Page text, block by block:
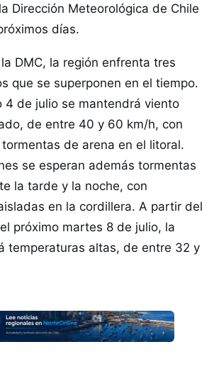
Dirección Meteorológica de Chile
días.
DMC, la región enfrenta tres
que se superponen en el tiempo.
4 de julio se mantendrá viento
de entre 40 y 60 km/h, con
de arena en el litoral.
se esperan además tormentas
la tarde y la noche, con
en la cordillera. A partir del
próximo martes 8 de julio, la
temperaturas altas, de entre 32 y